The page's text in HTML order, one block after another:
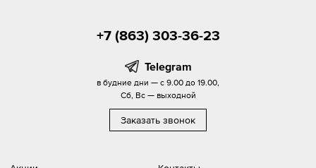
+7 (863) 303-36-23
Telegram
в будние дни — с 9.00 до 19.00,
Сб, Вс — выходной
Заказать звонок